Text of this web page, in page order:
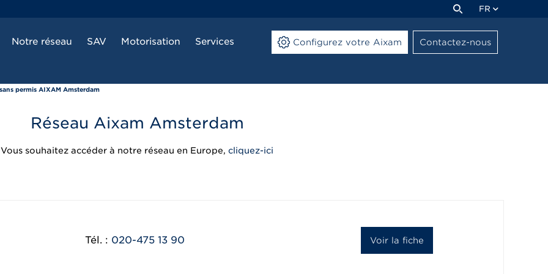
FR
Notre réseau SAV Motorisation Services Configurez votre Aixam Contactez-nous
permis AIXAM Amsterdam
Réseau Aixam Amsterdam
Vous souhaitez accéder à notre réseau en Europe, cliquez-ici
Tél. : 020-475 13 90 Voir la fiche